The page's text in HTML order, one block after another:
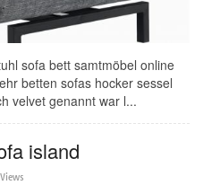
sofa bett samtmöbel online
betten sofas hocker sessel
velvet genannt war l...
island